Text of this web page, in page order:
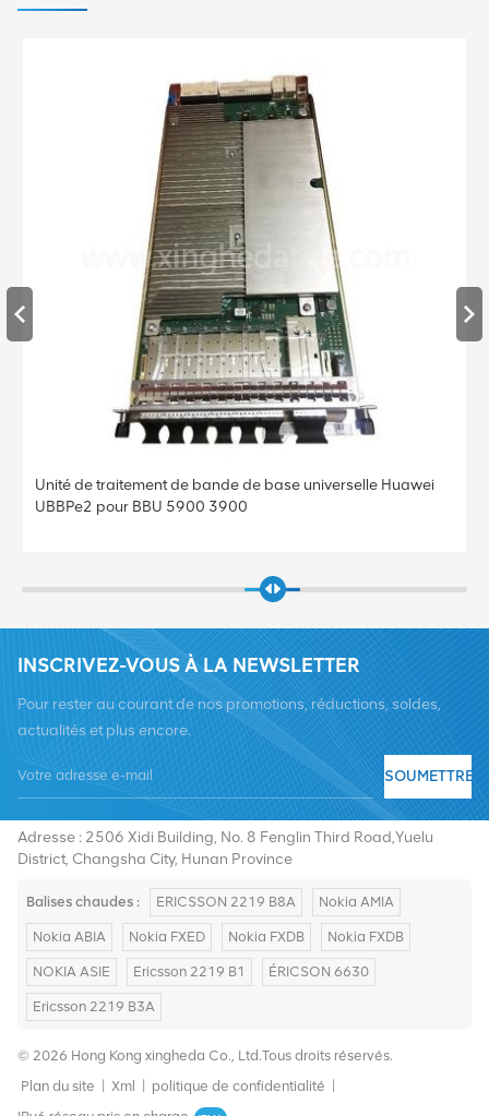
Unité de traitement de bande de base universelle Huawei
UBBPe2 pour BBU 5900 3900
INSCRIVEZ-VOUS À LA NEWSLETTER
Pour rester au courant de nos promotions, réductions, soldes,
actualités et plus encore.
SOUMETTRE
Tél :+8619376997331
Adresse : 2506 Xidi Building, No. 8 Fenglin Third Road,Yuelu
District, Changsha City, Hunan Province
Balises chaudes : ERICSSON 2219 B8A Nokia AMIA
Nokia ABIA Nokia FXED Nokia FXDB Nokia FXDB
NOKIA ASIE Ericsson 2219 B1 ÉRICSON 6630
Ericsson 2219 B3A
© 2026 Hong Kong xingheda Co., Ltd.Tous droits réservés.
Plan du site
Xml politique de confidentialité